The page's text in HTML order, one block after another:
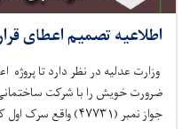
اطلاعیه تصمیم اعطای
وزارت عدلیه در نظر داردتاپروژه
ضرورت خویش را با شرکت
جواز نمبر (۴۷۷۳۱)واقع سرک اول